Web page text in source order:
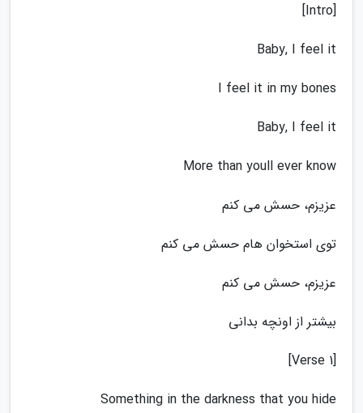
[Intro]
Baby, I feel it
I feel it in my bones
Baby, I feel it
More than youll ever know
عزیزم، حسش می کنم
توی استخوان هام حسش می کنم
عزیزم، حسش می کنم
بیشتر از اونچه بدانی
[Verse 1]
Something in the darkness that you hide